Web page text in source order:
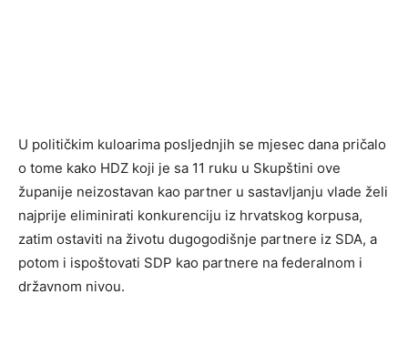
U političkim kuloarima posljednjih se mjesec dana pričalo
o tome kako HDZ koji je sa 11 ruku u Skupštini ove
županije neizostavan kao partner u sastavljanju vlade želi
najprije eliminirati konkurenciju iz hrvatskog korpusa,
zatim ostaviti na životu dugogodišnje partnere iz SDA, a
potom i ispoštovati SDP kao partnere na federalnom i
državnom nivou.